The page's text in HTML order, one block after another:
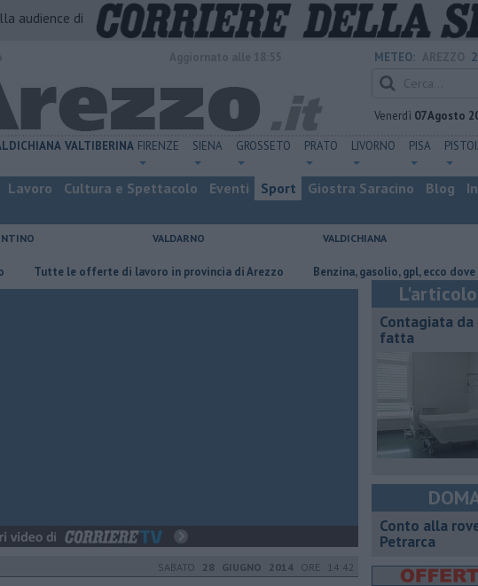
audience di
METEO:
Venerdì 07 Agosto
VALTIBERINA FIRENZE SIENA GROSSETO PRATO LIVORNO PISA
Lavoro Cultura e Spettacolo Eventi Sport Giostra Saracino Blog
VALDARNO VALDICHIANA
le offerte di lavoro in provincia di Arezzo ​Benzina, gasolio, gpl, ecco dove
SABATO 28 GIUGNO 2014 ORE 14:42
Contagiata
fatta
​Conto alla
Petrarca